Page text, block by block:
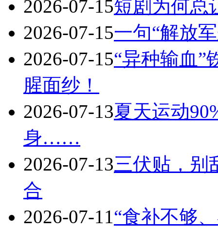
2026-07-15短剧为何总
2026-07-15一句“解放
2026-07-15“异种输血”
腥面纱！
2026-07-13夏天运动
身……
2026-07-13三伏贴，别
合
2026-07-11“食补不够